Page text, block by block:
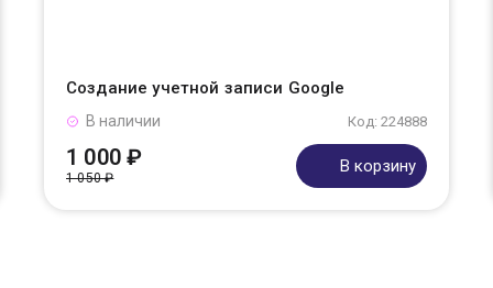
Создание учетной записи Google
Код: 224888
В наличии
1 000 ₽
1 050 ₽
В корзину